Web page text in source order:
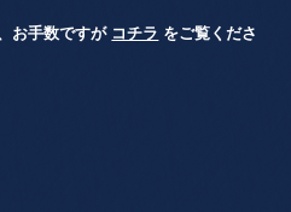
お手数ですが コチラ をご覧くださ